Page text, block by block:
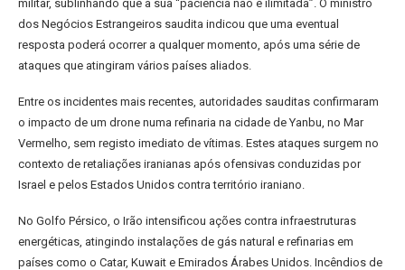
militar, sublinhando que a sua “paciência não é ilimitada”. O ministro
dos Negócios Estrangeiros saudita indicou que uma eventual
resposta poderá ocorrer a qualquer momento, após uma série de
ataques que atingiram vários países aliados.
Entre os incidentes mais recentes, autoridades sauditas confirmaram
o impacto de um drone numa refinaria na cidade de Yanbu, no Mar
Vermelho, sem registo imediato de vítimas. Estes ataques surgem no
contexto de retaliações iranianas após ofensivas conduzidas por
Israel e pelos Estados Unidos contra território iraniano.
No Golfo Pérsico, o Irão intensificou ações contra infraestruturas
energéticas, atingindo instalações de gás natural e refinarias em
países como o Catar, Kuwait e Emirados Árabes Unidos. Incêndios de